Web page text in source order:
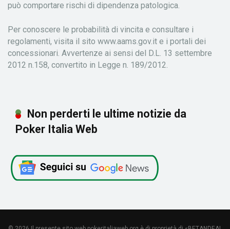
può comportare rischi di dipendenza patologica.
Per conoscere le probabilità di vincita e consultare i
regolamenti, visita il sito www.aams.gov.it e i portali dei
concessionari. Avvertenze ai sensi del D.L. 13 settembre
2012 n.158, convertito in Legge n. 189/2012.
Non perderti le ultime notizie da
Poker Italia Web